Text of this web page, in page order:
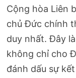
Cộng hòa Liên
chủ Đức chính
duy nhất. Đây
không chỉ cho
đánh dấu sự